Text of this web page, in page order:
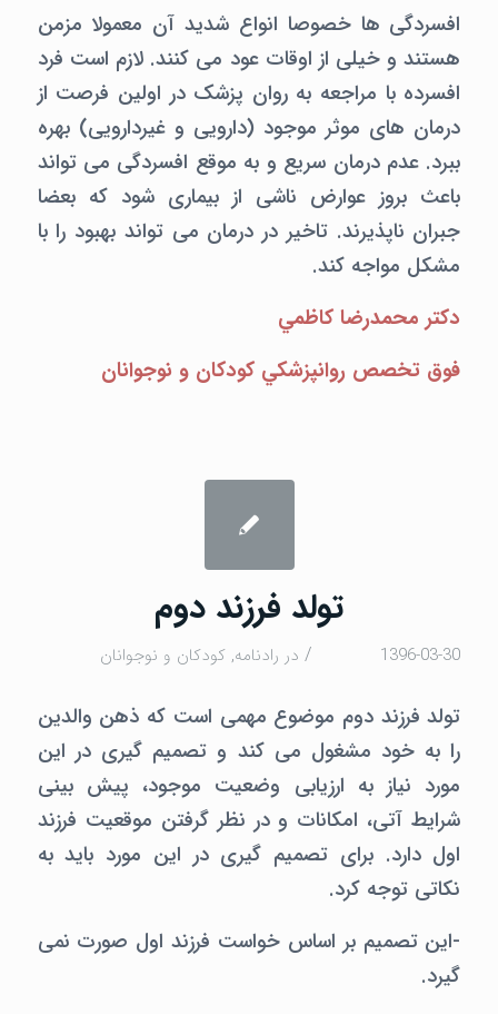
افسردگی ها خصوصا انواع شدید آن معمولا مزمن
هستند و خیلی از اوقات عود می کنند. لازم است فرد
افسرده با مراجعه به روان پزشک در اولین فرصت از
درمان های موثر موجود (دارویی و غیردارویی) بهره
ببرد. عدم درمان سریع و به موقع افسردگی می تواند
باعث بروز عوارض ناشی از بیماری شود که بعضا
جبران ناپذیرند. تاخیر در درمان می تواند بهبود را با
مشکل مواجه کند.
دکتر محمدرضا کاظمي
فوق تخصص روانپزشکي کودکان و نوجوانان
تولد فرزند دوم
1396-03-30
/ در رادنامه, كودكان و نوجوانان
تولد فرزند دوم موضوع مهمی است که ذهن والدین
را به خود مشغول می کند و تصمیم گیری در این
مورد نیاز به ارزیابی وضعیت موجود، پیش بینی
شرایط آتی، امکانات و در نظر گرفتن موقعیت فرزند
اول دارد. برای تصمیم گیری در این مورد باید به
نکاتی توجه کرد.
-این تصمیم بر اساس خواست فرزند اول صورت نمی
گیرد.